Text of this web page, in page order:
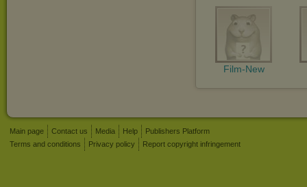
Film-New
Main page Contact us Media Help
Publishers Platform
Terms and conditions
Privacy policy Report copyright infringement